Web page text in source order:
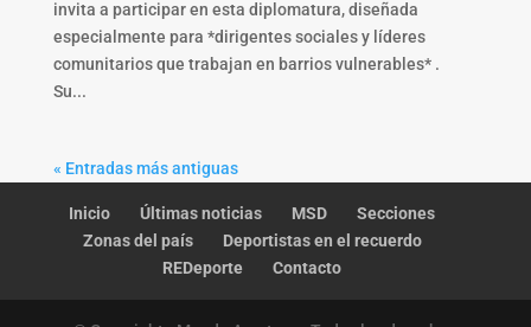
invita a participar en esta diplomatura, diseñada
especialmente para *dirigentes sociales y líderes
comunitarios que trabajan en barrios vulnerables* .
Su...
« Entradas más antiguas
Inicio Últimas noticias MSD
Secciones
Zonas del país
Deportistas en el recuerdo
REDeporte
Contacto